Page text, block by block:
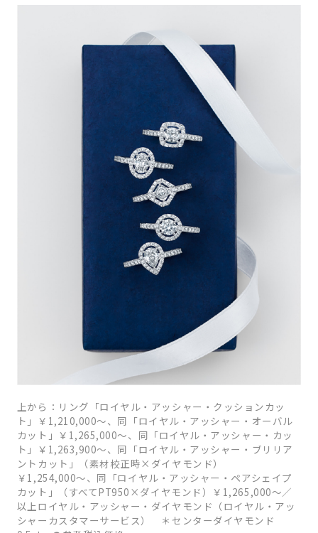
上から：リング「ロイヤル・アッシャー・クッションカッ
ト」￥1,210,000〜、同「ロイヤル・アッシャー・オーバル
カット」￥1,265,000〜、同「ロイヤル・アッシャー・カッ
ト」￥1,263,900〜、同「ロイヤル・アッシャー・ブリリア
ントカット」（素材校正時×ダイヤモンド）
￥1,254,000〜、同「ロイヤル・アッシャー・ペアシェイプ
カット」（すべてPT950×ダイヤモンド）￥1,265,000〜／
以上ロイヤル・アッシャー・ダイヤモンド（ロイヤル・アッ
シャーカスタマーサービス） ＊センターダイヤモンド